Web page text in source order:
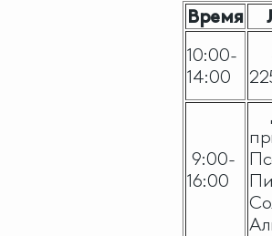
Время
10:00-
14:00
9:00-
16:00